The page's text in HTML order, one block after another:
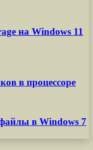
на Windows 11
в процессоре
в Windows 7